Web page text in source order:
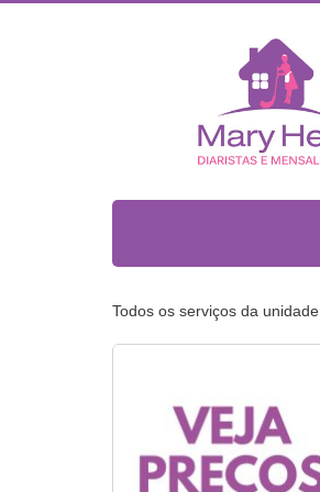
Todos os serviços da unidade